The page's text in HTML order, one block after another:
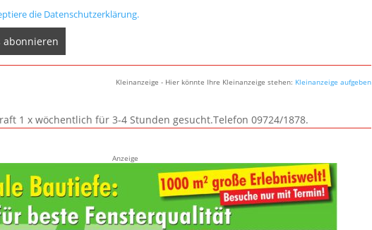
die Datenschutzerklärung.
Kleinanzeige - Hier könnte Ihre Kleinanzeige stehen: Kleinanzeige aufgeben
1 x wöchentlich für 3-4 Stunden gesucht.Telefon 09724/1878.
Anzeige